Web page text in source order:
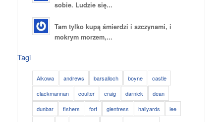
sobie. Ludzie się...
Tam tylko kupą śmierdzi i szczynami, i
mokrym morzem,...
Tagi
Alkowa andrews barsalloch boyne
castle
clackmannan
coulter craig darnick
dean
dunbar
fishers fort glentress hallyards
lee